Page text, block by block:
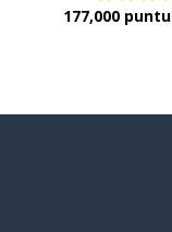
177,000